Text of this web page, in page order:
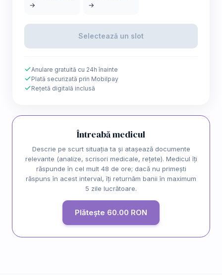
→
→
Selectează un slot
Anulare gratuită cu 24h înainte
Plată securizată prin Mobilpay
Rețetă digitală inclusă
Întreabă medicul
Descrie pe scurt situația ta și atașează documente
relevante (analize, scrisori medicale, rețete). Medicul îți
răspunde în cel mult 48 de ore; dacă nu primești
răspuns în acest interval, îți returnăm banii în maximum
5 zile lucrătoare.
Plătește 60.00 RON